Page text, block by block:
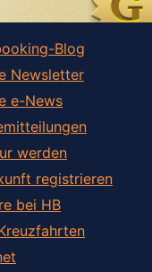
Blog
Newsletter
e-News
werden
registrieren
bei HB